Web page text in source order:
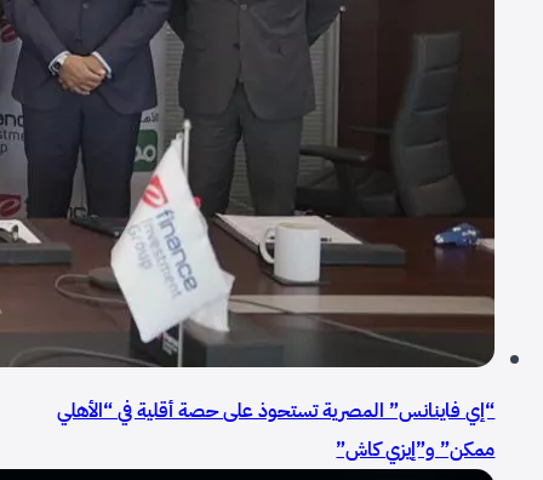
“إي فاينانس” المصرية تستحوذ على حصة أقلية في “الأهلي
ممكن” و”إيزي كاش”